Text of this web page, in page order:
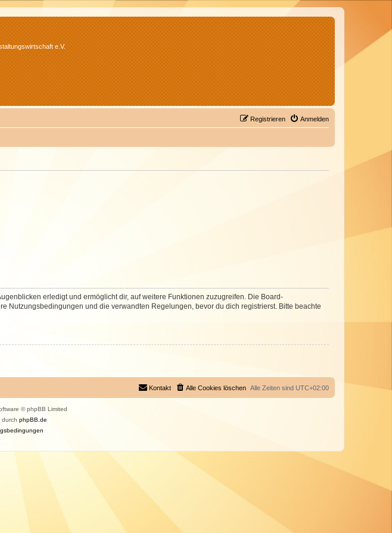
e.V.
Anmelden
Registrieren
erledigt und ermöglicht dir, auf weitere Funktionen zuzugreifen. Die Board-
Nutzungsbedingungen und die verwandten Regelungen, bevor du dich registrierst. Bitte beachte
Alle Zeiten sind UTC+02:00
Alle Cookies löschen
Kontakt
© phpBB Limited
durch phpBB.de